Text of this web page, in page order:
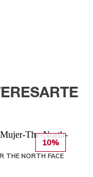
10%
THE NORTH FACE